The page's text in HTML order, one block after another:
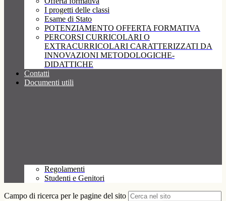
I progetti delle classi
Esame di Stato
POTENZIAMENTO OFFERTA FORMATIVA
PERCORSI CURRICOLARI O
EXTRACURRICOLARI CARATTERIZZATI DA
INNOVAZIONI METODOLOGICHE-
DIDATTICHE
Contatti
Documenti utili
Regolamenti
Studenti e Genitori
Campo di ricerca per le pagine del sito